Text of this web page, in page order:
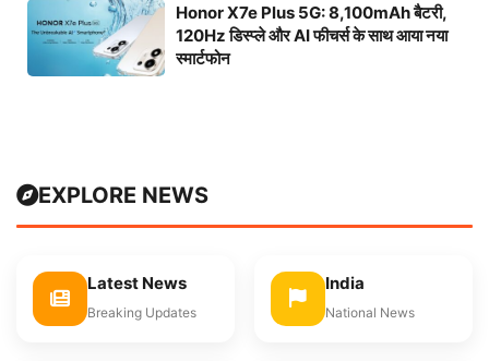
Honor X7e Plus 5G: 8,100mAh बैटरी,
120Hz डिस्प्ले और AI फीचर्स के साथ आया नया
स्मार्टफोन
EXPLORE NEWS
Latest News
Breaking Updates
India
National News